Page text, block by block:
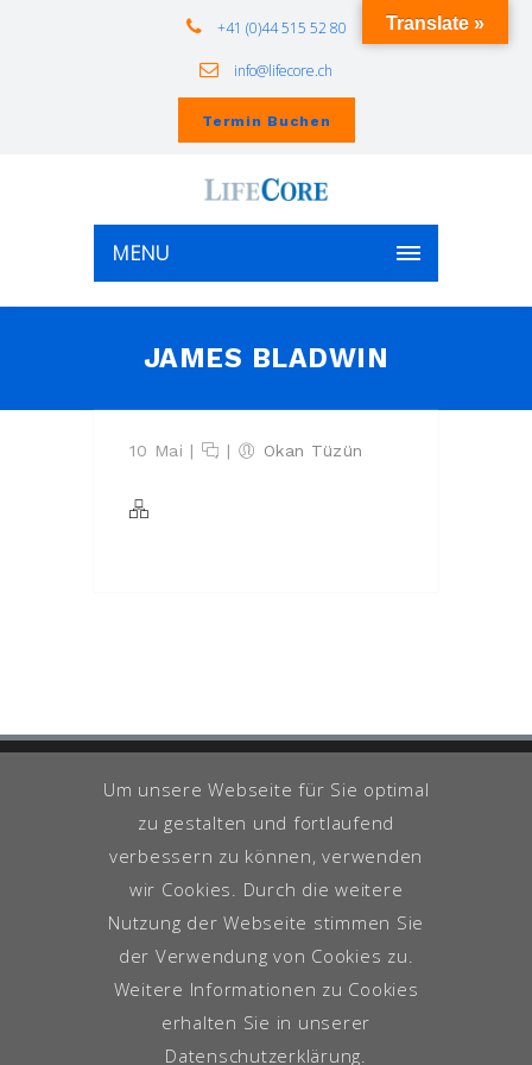
+41 (0)44 515 52 80
info@lifecore.ch
Termin Buchen
MENU
JAMES BLADWIN
10 Mai | | Okan Tüzün
Impressum Datenschutzerklärung
Copyright © Life Core GmbH, All
rights Reserved
Um unsere Webseite für Sie optimal
zu gestalten und fortlaufend
verbessern zu können, verwenden
wir Cookies. Durch die weitere
Nutzung der Webseite stimmen Sie
der Verwendung von Cookies zu.
Weitere Informationen zu Cookies
erhalten Sie in unserer
Datenschutzerklärung.
Translate »